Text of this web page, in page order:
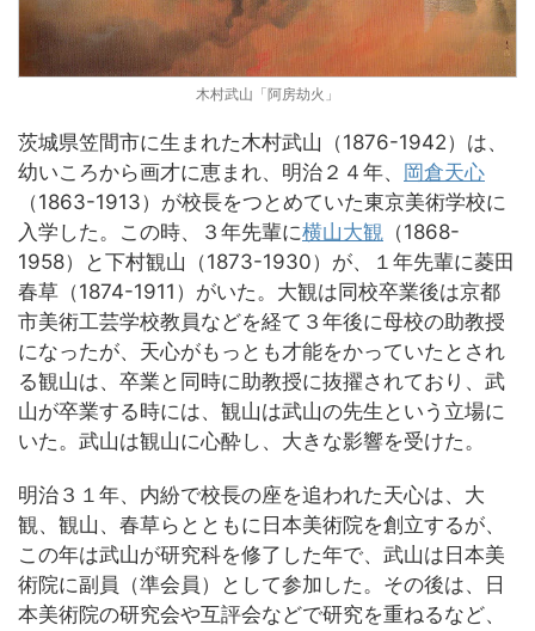
木村武山「阿房劫火」
茨城県笠間市に生まれた木村武山（1876-1942）は、
幼いころから画才に恵まれ、明治２４年、 岡倉天心
（1863-1913）が校長をつとめていた東京美術学校に
入学した。この時、３年先輩に横山大観 （1868-
1958）と下村観山（1873-1930）が、１年先輩に菱田
春草（1874-1911）がいた。大観は同校卒業後は京都
市美術工芸学校教員などを経て３年後に母校の助教授
になったが、天心がもっとも才能をかっていたとされ
る観山は、卒業と同時に助教授に抜擢されており、武
山が卒業する時には、観山は武山の先生という立場に
いた。武山は観山に心酔し、大きな影響を受けた。
明治３１年、内紛で校長の座を追われた天心は、大
観、観山、春草らとともに日本美術院を創立するが、
この年は武山が研究科を修了した年で、武山は日本美
術院に副員（準会員）として参加した。その後は、日
本美術院の研究会や互評会などで研究を重ねるなど、